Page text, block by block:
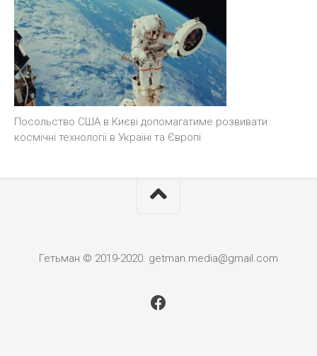
Посольство США в Києві допомагатиме розвивати
космічні технології в Україні та Європі
Гетьман © 2019-2020. getman.media@gmail.com